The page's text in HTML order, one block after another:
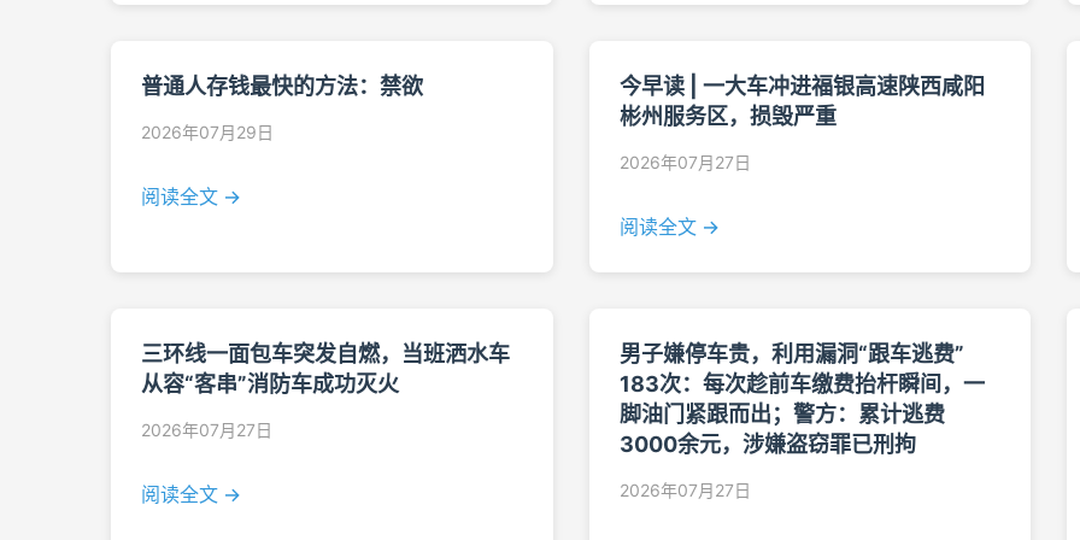
普通人存钱最快的方法：禁欲
2026年07月29日
阅读全文 →
今早读 | 一大车冲进福银高速陕西咸阳
彬州服务区，损毁严重
2026年07月27日
阅读全文 →
三环线一面包车突发自燃，当班洒水车
从容“客串”消防车成功灭火
2026年07月27日
阅读全文 →
男子嫌停车贵，利用漏洞“跟车逃费”
183次：每次趁前车缴费抬杆瞬间，一
脚油门紧跟而出；警方：累计逃费
3000余元，涉嫌盗窃罪已刑拘
2026年07月27日